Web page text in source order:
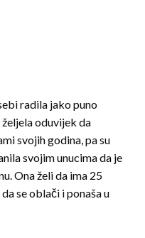
radila jako puno
oduvijek da
svojih godina, pa su
svojim unucima da je
Ona želi da ima 25
se oblači i ponaša u